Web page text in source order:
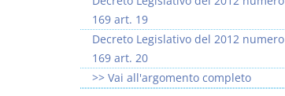
169 art. 19
Decreto Legislativo del 2012 numero
169 art. 20
>> Vai all'argomento completo